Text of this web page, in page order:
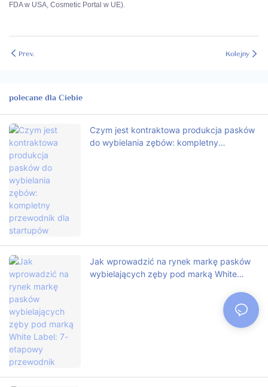
FDA w USA, Cosmetic Portal w UE).
Prev. Kolejny
polecane dla Ciebie
Czym jest kontraktowa produkcja pasków
do wybielania zębów: kompletny
Jak wprowadzić na rynek markę pasków
wybielających zęby pod marką White